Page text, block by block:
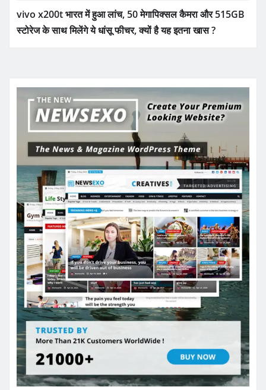
vivo x200t भारत में हुआ लांच, 50 मेगापिक्सल कैमरा और 515GB
स्टोरेज के साथ मिलेंगे ये धांसू फीचर, क्यों है यह इतना खास ?